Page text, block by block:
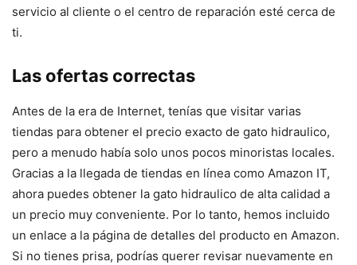
servicio al cliente o el centro de reparación esté cerca de
ti.
Las ofertas correctas
Antes de la era de Internet, tenías que visitar varias
tiendas para obtener el precio exacto de gato hidraulico,
pero a menudo había solo unos pocos minoristas locales.
Gracias a la llegada de tiendas en línea como Amazon IT,
ahora puedes obtener la gato hidraulico de alta calidad a
un precio muy conveniente. Por lo tanto, hemos incluido
un enlace a la página de detalles del producto en Amazon.
Si no tienes prisa, podrías querer revisar nuevamente en